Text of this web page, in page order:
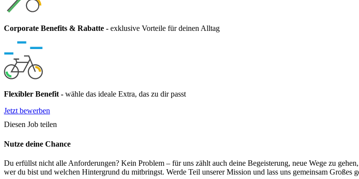
Corporate Benefits & Rabatte - exklusive Vorteile für deinen Alltag
Flexibler Benefit- wähle das ideale Extra, das zu dir passt
Jetzt bewerben
Diesen Job teilen
Nutze deine Chance
Du erfüllst nicht alle Anforderungen? Kein Problem – für uns zählt auch deine Begeisterung, neue Wege zu
wer du bist und welchen Hintergrund du mitbringst. Werde Teil unserer Mission und lass uns gemeinsam Großes